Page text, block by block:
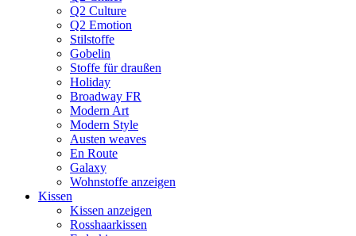
Q2 Culture
Q2 Emotion
Stilstoffe
Gobelin
Stoffe für draußen
Holiday
Broadway FR
Modern Art
Modern Style
Austen weaves
En Route
Galaxy
Wohnstoffe anzeigen
Kissen
Kissen anzeigen
Rosshaarkissen